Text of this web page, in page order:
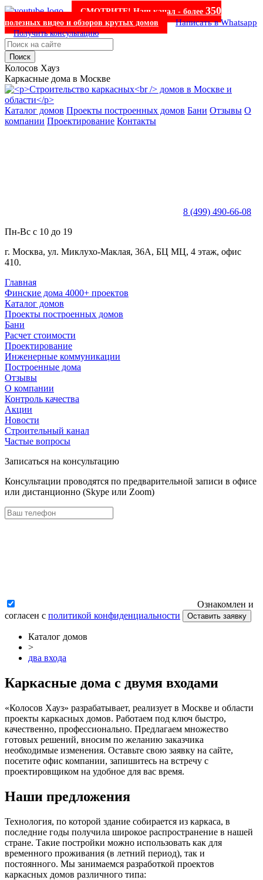
СМОТРИТЕ! Наш канал - более 350
полезных видео и обзоров крутых домов Написать в Whatsapp
Получить консультацию
Поиск
Колосов Хауз
Каркасные дома в Москве
Каталог домов Проекты построенных домов Бани Отзывы О
компании Проектирование Контакты
8 (499) 490-66-08
Пн-Вс с 10 до 19
г. Москва, ул. Миклухо-Маклая, 36А, БЦ МЦ, 4 этаж, офис
410.
Главная
Финские дома 4000+ проектов
Каталог домов
Проекты построенных домов
Бани
Расчет стоимости
Проектирование
Инженерные коммуникации
Построенные дома
Отзывы
О компании
Контроль качества
Акции
Новости
Строительный канал
Частые вопросы
Записаться на консультацию
Консультации проводятся по предварительной записи в офисе
или дистанционно (Skype или Zoom)
Ознакомлен и
согласен с политикой конфиденциальности Оставить заявку
Каталог домов
>
два входа
Каркасные дома с двумя входами
«Колосов Хауз» разрабатывает, реализует в Москве и области
проекты каркасных домов. Работаем под ключ быстро,
качественно, профессионально. Предлагаем множество
готовых решений, вносим по желанию заказчика
необходимые изменения. Оставьте свою заявку на сайте,
посетите офис компании, запишитесь на встречу с
проектировщиком на удобное для вас время.
Наши предложения
Технология, по которой здание собирается из каркаса, в
последние годы получила широкое распространение в нашей
стране. Такие постройки можно использовать как для
временного проживания (в летний период), так и
постоянного. Мы занимаемся разработкой проектов
каркасных домов различного типа: